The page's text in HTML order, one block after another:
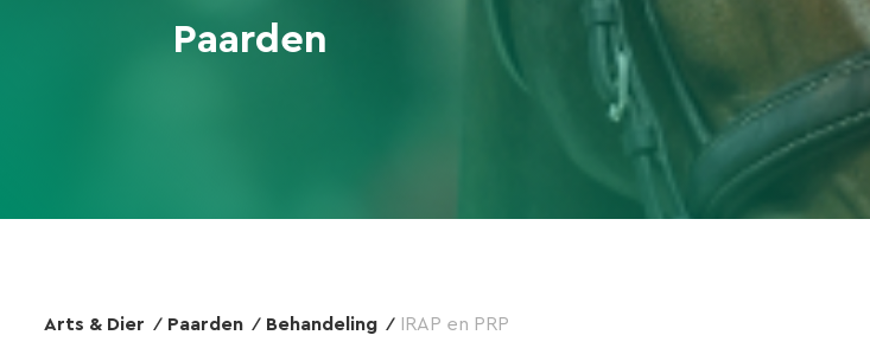
Paarden
Arts & Dier Paarden Behandeling IRAP en PRP